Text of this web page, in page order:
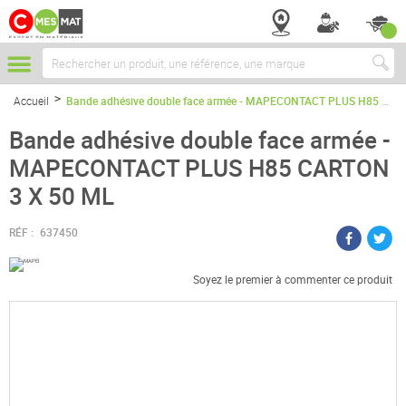
Chercher
Accueil Bande adhésive double face armée - MAPECONTACT PLUS H85 CARTON 3 X 50 ML
Bande adhésive double face armée -
MAPECONTACT PLUS H85 CARTON
3 X 50 ML
RÉF : 637450
Soyez le premier à commenter ce produit
Passer